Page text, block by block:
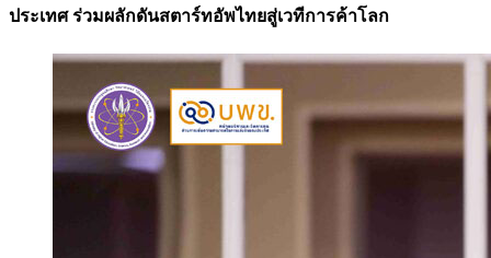
ประเทศ ร่วมผลักดันสตาร์ทอัพไทยสู่เวทีการค้าโลก